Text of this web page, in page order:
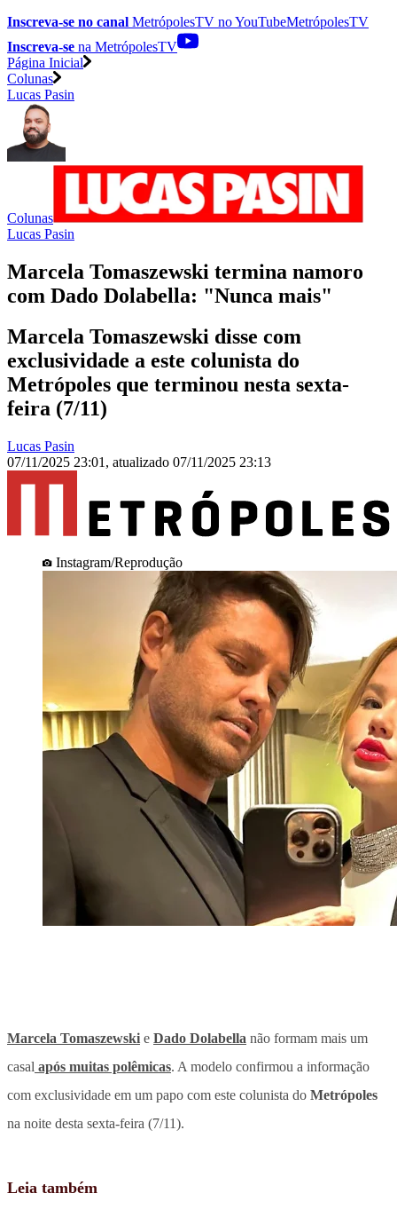
Inscreva-se no canal MetrópolesTV noYouTubeMetrópolesTV
Inscreva-se na MetrópolesTV
Página Inicial
Colunas
Lucas Pasin
Colunas
Lucas Pasin
Marcela Tomaszewski termina namoro
com Dado Dolabella: "Nunca mais"
Marcela Tomaszewski disse com
exclusividade a este colunista do
Metrópoles que terminou nesta sexta-
feira (7/11)
Lucas Pasin
07/11/2025 23:01 , atualizado 07/11/2025 23:13
Instagram/Reprodução
Marcela Tomaszewski e Dado Dolabella não formam mais um
casal após muitas polêmicas. A modelo confirmou a informação
com exclusividade em um papo com este colunista do Metrópoles
na noite desta sexta-feira (7/11).
Leia também